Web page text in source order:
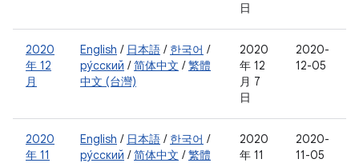
日
2020
年 12
月
English / 日本語 / 한국어 /
ру́сский /简体中文 /繁體
中文 (台灣)
2020
年 12
月 7
日
2020-
12-05
2020
年 11
English / 日本語 / 한국어 /
ру́сский /简体中文 /繁體
2020
年 11
2020-
11-05